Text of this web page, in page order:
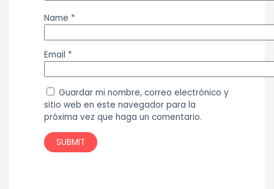
Name *
Email *
Guardar mi nombre, correo electrónico y
sitio web en este navegador para la
próxima vez que haga un comentario.